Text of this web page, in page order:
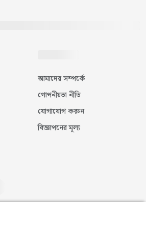
আমাদের সম্পর্কে
গোপনীয়তা নীতি
যোগাযোগ করুন
বিজ্ঞাপনের মূল্য